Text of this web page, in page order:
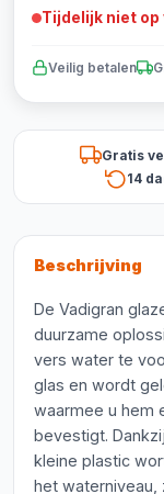
Tijdelijk niet op
Veilig betalen
Gratis
14
Beschrijving
De Vadigran
duurzame
vers water te
glas en wordt
waarmee u hem
bevestigt.
kleine plastic
het waterniveau,